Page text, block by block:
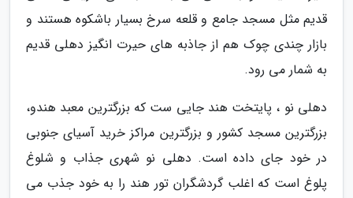
قدیم مثل مسجد جامع و قلعه سرخ بسیار باشکوه هستند و
بازار چندی چوک هم از جاذبه های حیرت انگیز دهلی قدیم
به شمار می رود.
دهلی نو ، پایتخت هند جایی ست که بزرگترین معبد هندو،
بزرگترین مسجد کشور و بزرگترین مراکز خرید آسیای جنوبی
در خود جای داده است. دهلی نو شهری جذاب و شلوغ
پلوغ است که اغلب گردشگران تور هند را به خود جذب می